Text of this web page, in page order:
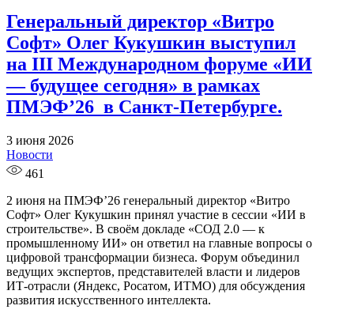
Генеральный директор «Витро
Софт» Олег Кукушкин выступил
на III Международном форуме «ИИ
— будущее сегодня» в рамках
ПМЭФ’26 в Санкт-Петербурге.
3 июня 2026
Новости
461
2 июня на ПМЭФ’26 генеральный директор «Витро
Софт» Олег Кукушкин принял участие в сессии «ИИ в
строительстве». В своём докладе «СОД 2.0 — к
промышленному ИИ» он ответил на главные вопросы о
цифровой трансформации бизнеса. Форум объединил
ведущих экспертов, представителей власти и лидеров
ИТ-отрасли (Яндекс, Росатом, ИТМО) для обсуждения
развития искусственного интеллекта.